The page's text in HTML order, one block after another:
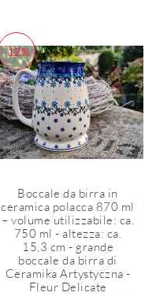
-12%
Boccale da birra in
ceramica polacca 870 ml
– volume utilizzabile: ca.
750 ml - altezza: ca.
15,3 cm - grande
boccale da birra di
Ceramika Artystyczna -
Fleur Delicate